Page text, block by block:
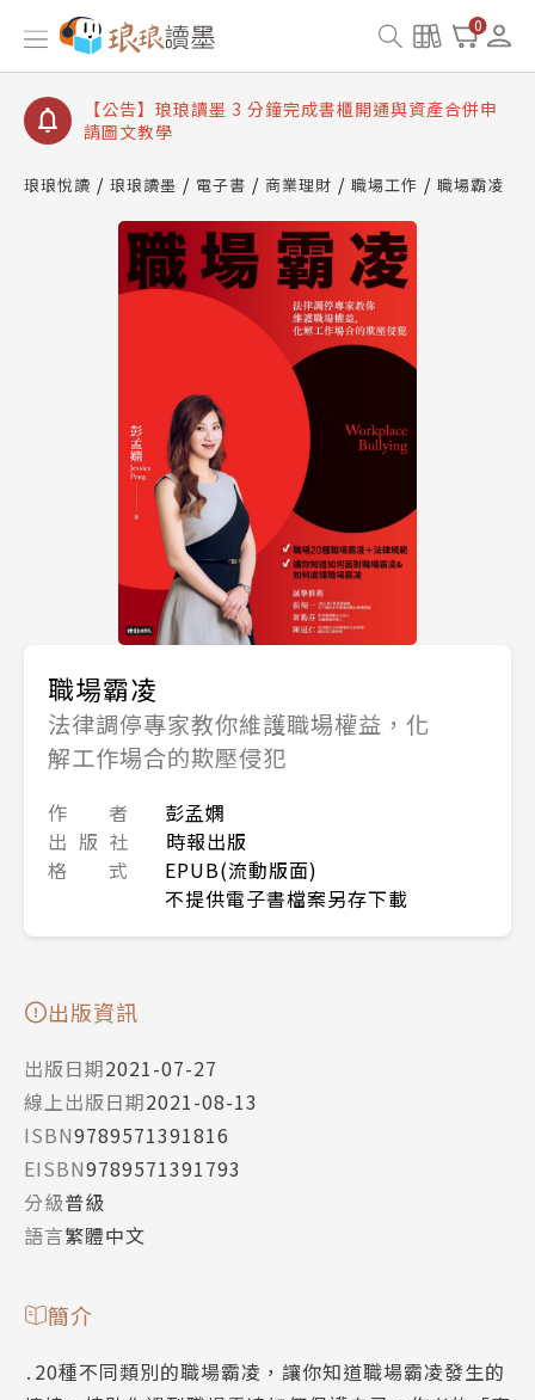
0
【公告】琅琅讀墨數位閱讀資產合併與書櫃開通申請
【公告】琅琅讀墨書櫃開通常見問題
【公告】琅琅讀墨 3 分鐘完成書櫃開通與資產合併申
請圖文教學
查詢
【公告】琅琅讀墨數位閱讀資產合併與書櫃開通申請
琅琅悅讀 琅琅讀墨 電子書 商業理財 職場工作 職場霸凌
職場霸凌
法律調停專家教你維護職場權益，化
解工作場合的欺壓侵犯
作 者
彭孟嫻
出 版 社
時報出版
格 式
EPUB(流動版面)
不提供電子書檔案另存下載
出版資訊
出版日期2021-07-27
線上出版日期2021-08-13
ISBN9789571391816
EISBN9789571391793
分級普級
語言繁體中文
簡介
․20種不同類別的職場霸凌，讓你知道職場霸凌發生的